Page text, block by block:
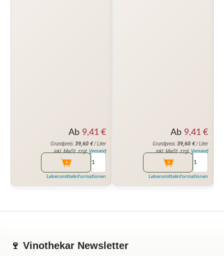
Ab 9,41 €
Grundpreis:39,60 €/ Liter
inkl. MwSt. zzgl. Versand
Lebensmittelinformationen
Ab 9,41 €
Grundpreis:39,60 €/ Liter
inkl. MwSt. zzgl. Versand
Lebensmittelinformationen
🍷 Vinothekar Newsletter